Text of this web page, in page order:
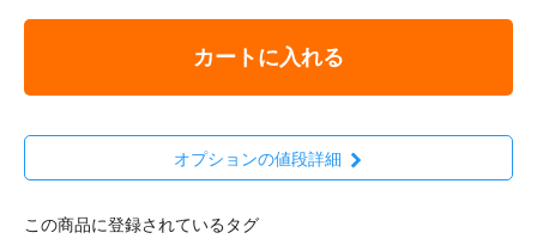
カートに入れる
オプションの値段詳細
この商品に登録されているタグ